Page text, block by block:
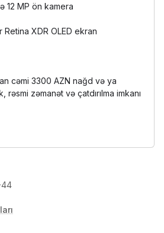
12 MP ön kamera
XDR OLED ekran
cəmi 3300 AZN nağd və ya
zəmanət və çatdırılma imkanı